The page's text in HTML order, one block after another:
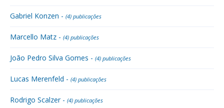
Gabriel Konzen - (4) publicações
Marcello Matz - (4) publicações
João Pedro Silva Gomes - (4) publicações
Lucas Merenfeld - (4) publicações
Rodrigo Scalzer - (4) publicações